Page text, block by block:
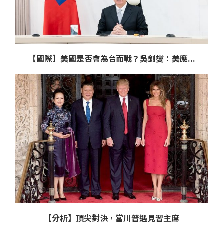
【國際】美國是否會為台而戰？吳釗燮：美應...
【分析】頂尖對決，當川普遇見習主席